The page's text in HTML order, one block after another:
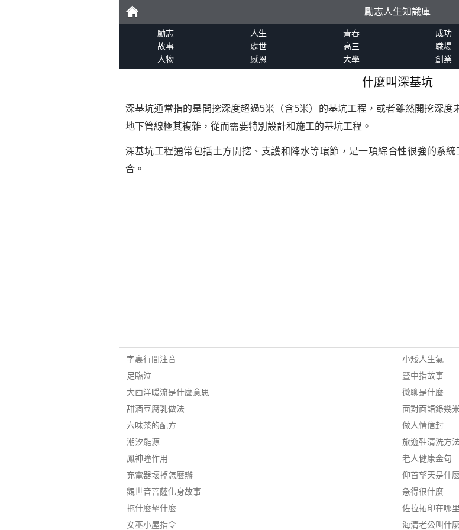
勵
勵志人生知識庫
勵志 人生 青春 成功
故事
處世 高三 職場
人物
感恩 大學 創業
什麼叫深基坑
深基坑通常指的是開挖深度超過5米（含5米）的基坑工程，或者雖然開挖深
地下管線極其複雜，從而需要特別設計和施工的基坑工程。
深基坑工程通常包括土方開挖、支護和降水等環節，是一項綜合性很強的系
合。
字裏行間注音
足臨泣
大西洋暖流是什麼意思
甜酒豆腐乳做法
六味茶的配方
潮汐能源
鳳神瞳作用
充電器壞掉怎麼辦
觀世音菩薩化身故事
拖什麼挈什麼
女巫小屋指令
小矮人生氣
豎中指故事
微聊是什麼
面對面語錄幾米
做人情信封
旅遊鞋清洗方法
老人健康金句
仰首望天是什
急得很什麼
佐拉拓印在哪里
海清老公叫什麼